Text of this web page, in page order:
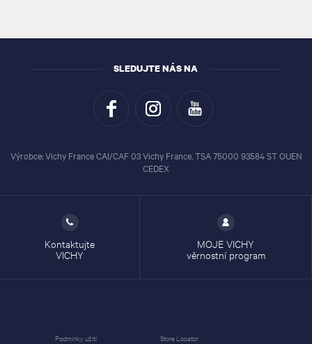
SLEDUJTE NÁS NA
Výrobce: Vichy France CAI/CAF 03 Vichy France, TSA 75000 93584 ST OUEN
CEDEX
Kontaktujte
VICHY
MOJE VICHY
věrnostní program
Podmínky užití Store Locator